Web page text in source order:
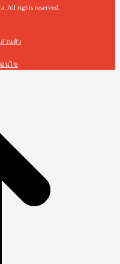
All rights reserved.
ส่วนตัว
อนไข